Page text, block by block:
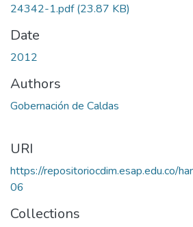
24342-1.pdf(23.87 KB)
Date
2012
Authors
Gobernación de Caldas
URI
https://repositoriocdim.esap.edu.co/
06
Collections